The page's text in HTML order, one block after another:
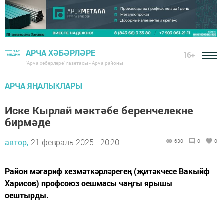
АРЧА ХӘБӘРЛӘРЕ
"Арча хәбәрләре" газетасы - Арча районы
16+
АРЧА ЯҢАЛЫКЛАРЫ
Иске Кырлай мәктәбе беренчелекне
бирмәде
автор, 21 февраль 2025 - 20:20 630 0 0
Район мәгариф хезмәткәрләрегең (җитәкчесе Вакыйф
Харисов) профсоюз оешмасы чаңгы ярышы
оештырды.